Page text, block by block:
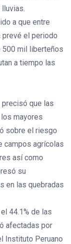
a que entre
el periodo
500 mil liberteños
a tiempo las
precisó que las
mayores
sobre el riesgo
campos agrícolas
así como
su
en las quebradas
44.1% de las
afectadas por
Instituto Peruano